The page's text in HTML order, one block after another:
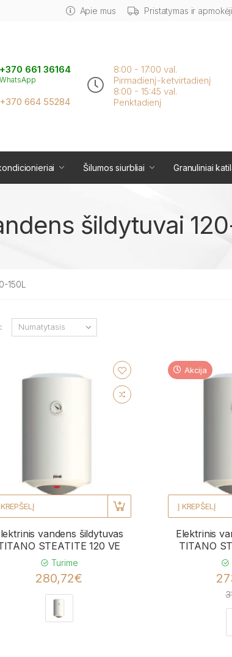
Apie mus Pristatymas ir
+370 661 36164
WhatsApp
+370 664 55284
8:00 - 17:00 val.
Pirmadienį-ketvirtadienį
8:00 - 15:45 val.
Penktadienį
Šilumos siurbliai Granuliniai
šildytuvai
150L
vandens šildytuvas
STEATITE 120 VE
Turime
280,72€
Akcija
Į KREPŠELĮ
Elektrinis
TITANO